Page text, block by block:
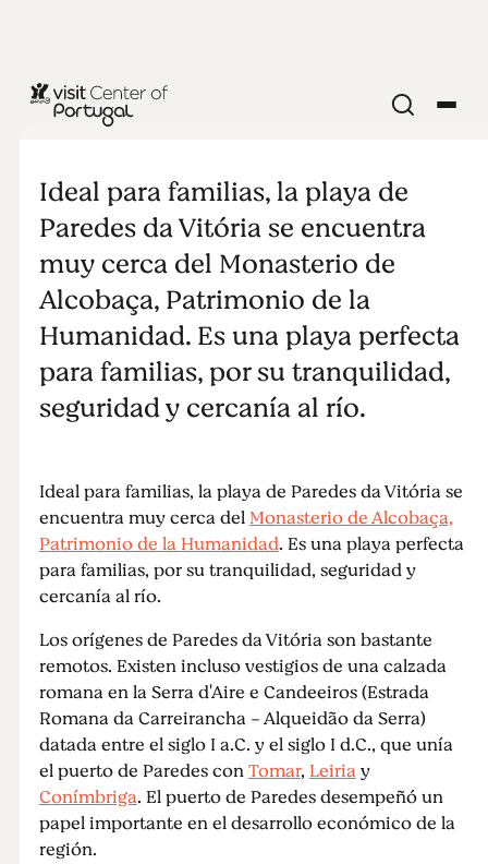
PLAYAS Y SURF
Paredes da
Vitória
Ideal para familias, la playa de
Paredes da Vitória se encuentra
muy cerca del Monasterio de
Alcobaça, Patrimonio de la
Humanidad. Es una playa perfecta
para familias, por su tranquilidad,
seguridad y cercanía al río.
Ideal para familias, la playa de Paredes da Vitória se
encuentra muy cerca delMonasterio de Alcobaça,
Patrimonio de la Humanidad. Es una playa perfecta
para familias, por su tranquilidad, seguridad y
cercanía al río.
Los orígenes de Paredes da Vitória son bastante
remotos. Existen incluso vestigios de una calzada
romana en la Serra d'Aire e Candeeiros (Estrada
Romana da Carreirancha - Alqueidão da Serra)
datada entre el siglo I a.C. y el siglo I d.C., que unía
el puerto de Paredes conTomar,Leiriay
Conímbriga. El puerto de Paredes desempeñó un
papel importante en el desarrollo económico de la
región.